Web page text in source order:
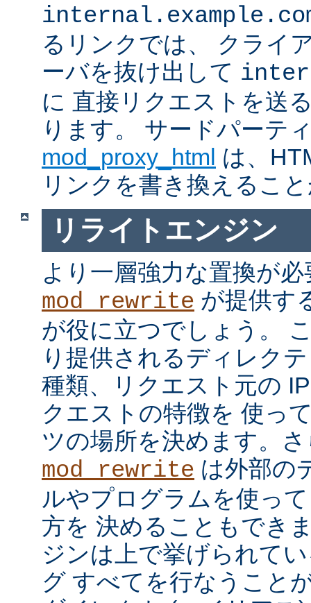
るリンクでは、 クライ
ーバを抜け出して
に 直接リクエストを送
ります。 サードパーテ
mod_proxy_html は、
リンクを書き換えるこ
リライトエンジン
より一層強力な置換が
mod_rewrite が提供す
が役に立つでしょう。
り提供されるディレク
種類、リクエスト元の
クエストの特徴を 使っ
ツの場所を決めます。
mod_rewrite は外部の
ルやプログラムを使っ
方を 決めることもでき
ジンは上で挙げられて
グ すべてを行なうこと